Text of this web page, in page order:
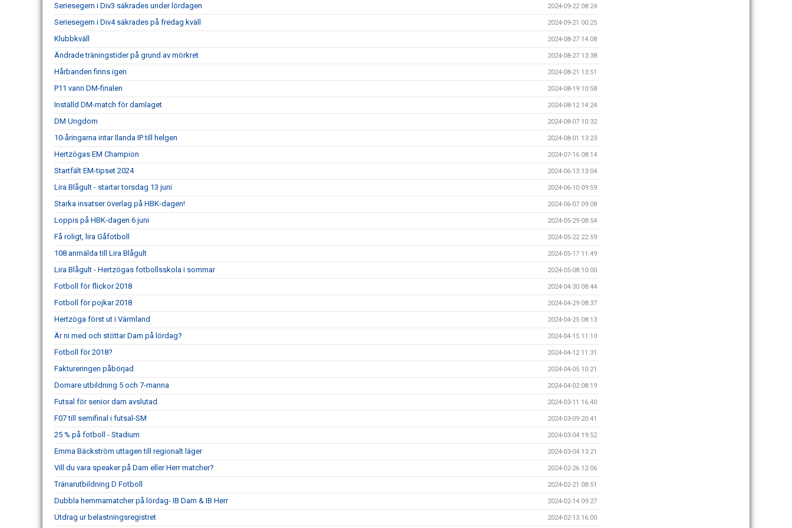
Seriesegern i Div3 säkrades under lördagen 2024-09-22 08:24
Seriesegern i Div4 säkrades på fredag kväll 2024-09-21 00:25
Klubbkväll 2024-08-27 14:08
Ändrade träningstider på grund av mörkret 2024-08-27 13:38
Hårbanden finns igen 2024-08-21 13:51
P11 vann DM-finalen 2024-08-19 10:58
Inställd DM-match för damlaget 2024-08-12 14:24
DM Ungdom 2024-08-07 10:32
10-åringarna intar Ilanda IP till helgen 2024-08-01 13:23
Hertzögas EM Champion 2024-07-16 08:14
Startfält EM-tipset 2024 2024-06-13 13:04
Lira Blågult - startar torsdag 13 juni 2024-06-10 09:59
Starka insatser överlag på HBK-dagen! 2024-06-07 09:08
Loppis på HBK-dagen 6 juni 2024-05-29 08:54
Få roligt, lira Gåfotboll 2024-05-22 22:59
108 anmälda till Lira Blågult 2024-05-17 11:49
Lira Blågult - Hertzögas fotbollsskola i sommar 2024-05-08 10:00
Fotboll för flickor 2018 2024-04-30 08:44
Fotboll för pojkar 2018 2024-04-29 08:37
Hertzöga först ut i Värmland 2024-04-25 08:13
Är ni med och stöttar Dam på lördag? 2024-04-15 11:10
Fotboll för 2018? 2024-04-12 11:31
Faktureringen påbörjad 2024-04-05 10:21
Domare utbildning 5 och 7-manna 2024-04-02 08:19
Futsal för senior dam avslutad. 2024-03-11 16:40
F07 till semifinal i futsal-SM 2024-03-09 20:41
25 % på fotboll - Stadium 2024-03-04 19:52
Emma Bäckström uttagen till regionalt läger 2024-03-04 13:21
Vill du vara speaker på Dam eller Herr matcher? 2024-02-26 12:06
Tränarutbildning D Fotboll 2024-02-21 08:51
Dubbla hemmamatcher på lördag- IB Dam & IB Herr 2024-02-14 09:27
Utdrag ur belastningsregistret 2024-02-13 16:00